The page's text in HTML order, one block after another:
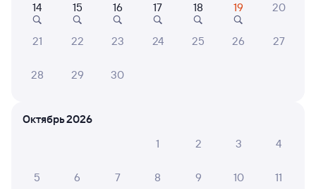
Нет рейсов по этому маршруту
14 15 16 17 18 19 20
21 22 23 24 25 26 27
28 29 30
Октябрь 2026
1
2 3 4
5 6 7 8 9 10 11